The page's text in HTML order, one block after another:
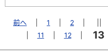
前へ 1 2
11 12 13